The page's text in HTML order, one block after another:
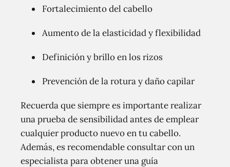
Fortalecimiento del cabello
Aumento de la elasticidad y flexibilidad
Definición y brillo en los rizos
Prevención de la rotura y daño capilar
Recuerda que siempre es importante realizar
una prueba de sensibilidad antes de emplear
cualquier producto nuevo en tu cabello.
Además, es recomendable consultar con un
especialista para obtener una guía